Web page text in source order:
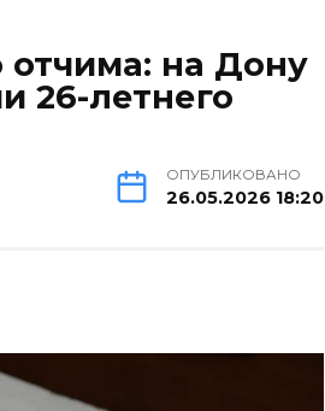
отчима: на Дону
26-летнего
ОПУБЛИКОВАНО
26.05.2026 18:20